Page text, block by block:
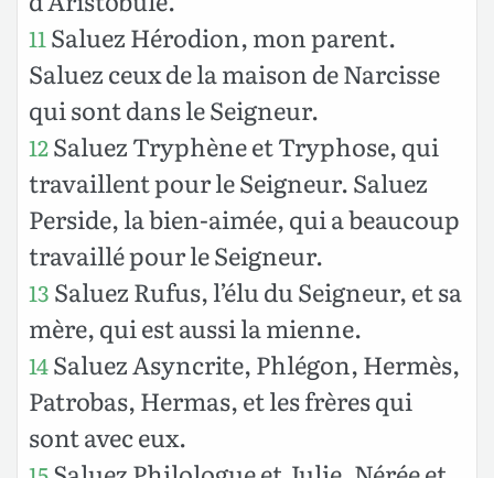
11 Saluez Hérodion, mon parent.
Saluez ceux de la maison de Narcisse
qui sont dans le Seigneur.
12Saluez Tryphène et Tryphose, qui
travaillent pour le Seigneur. Saluez
Perside, la bien-aimée, qui a beaucoup
travaillé pour le Seigneur.
13 Saluez Rufus, l’élu du Seigneur, et sa
mère, qui est aussi la mienne.
14Saluez Asyncrite, Phlégon, Hermès,
Patrobas, Hermas, et les frères qui
sont avec eux.